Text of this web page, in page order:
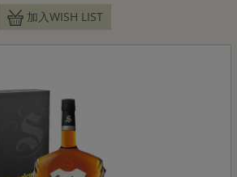
加入WISH LIST